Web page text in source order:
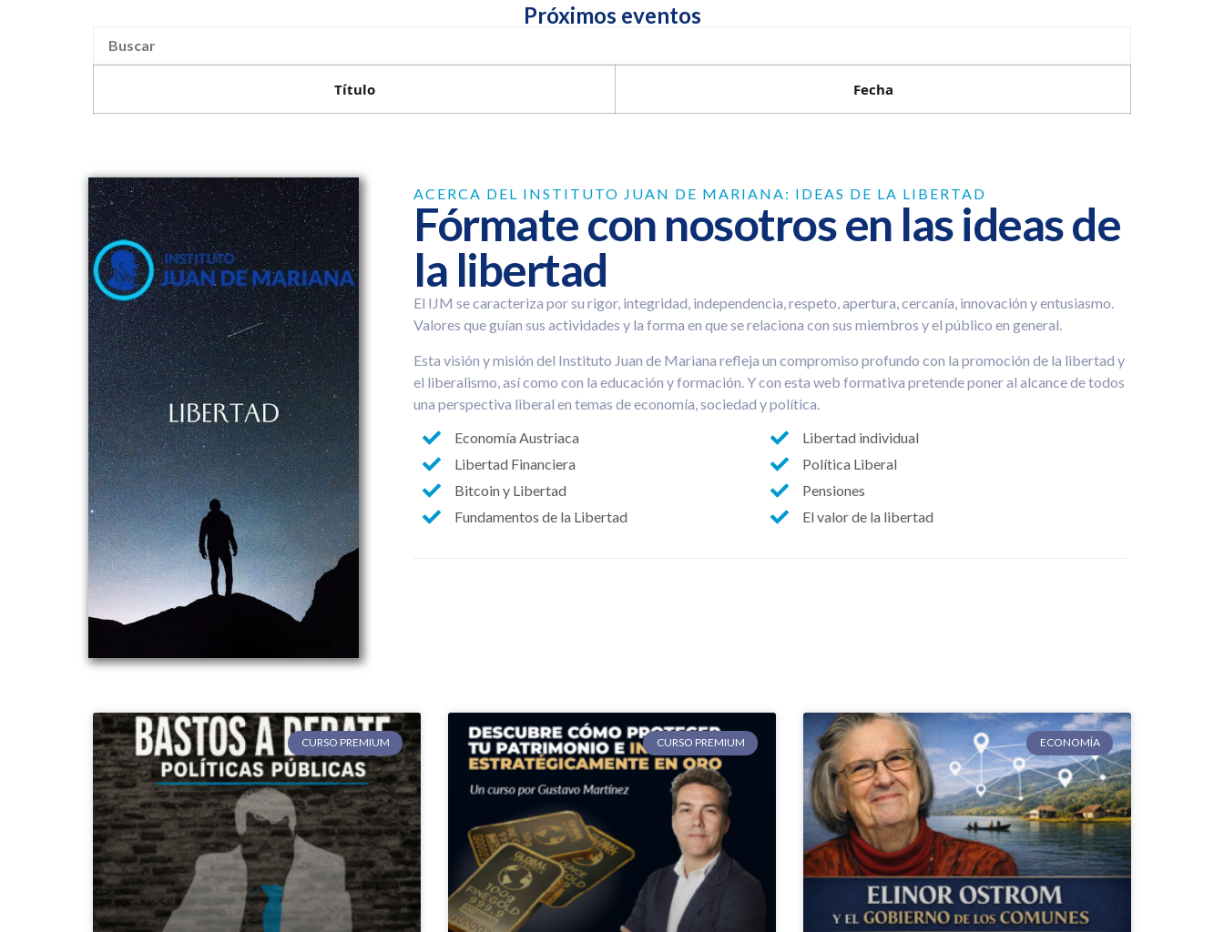
Próximos eventos
Título Fecha
ACERCA DEL INSTITUTO JUAN DE MARIANA: IDEAS DE LA LIBERTAD
Fórmate con nosotros en las ideas de
la libertad
El IJM se caracteriza por su rigor, integridad, independencia, respeto, apertura, cercanía, innovación y entusiasmo.
Valores que guían sus actividades y la forma en que se relaciona con sus miembros y el público en general.
Esta visión y misión del Instituto Juan de Mariana refleja un compromiso profundo con la promoción de la libertad y
el liberalismo, así como con la educación y formación. Y con esta web formativa pretende poner al alcance de todos
una perspectiva liberal en temas de economía, sociedad y política.
Economía Austriaca
Libertad Financiera
Bitcoin y Libertad
Fundamentos de la Libertad
Libertad individual
Política Liberal
Pensiones
El valor de la libertad
CURSO PREMIUM CURSO PREMIUM ECONOMÍA